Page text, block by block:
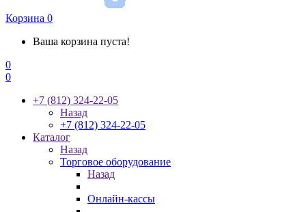
Корзина 0
Ваша корзина пуста!
0
0
+7 (812) 324-22-05
Назад
+7 (812) 324-22-05
Каталог
Назад
Торговое оборудование
Назад
Онлайн-кассы